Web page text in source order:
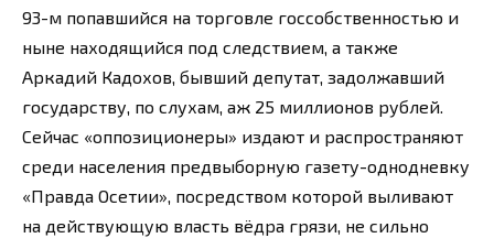
93-м попавшийся на торговле госсобственностью и
ныне находящийся под следствием, а также
Аркадий Кадохов, бывший депутат, задолжавший
государству, по слухам, аж 25 миллионов рублей.
Сейчас «оппозиционеры» издают и распространяют
среди населения предвыборную газету-однодневку
«Правда Осетии», посредством которой выливают
на действующую власть вёдра грязи, не сильно